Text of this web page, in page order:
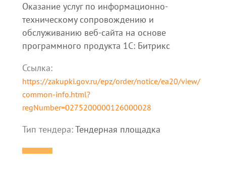
Оказание услуг по информационно-
техническому сопровождению и
обслуживанию веб-сайта на основе
программного продукта 1С: Битрикс
Ссылка:
https://zakupki.gov.ru/epz/order/notice/ea20/view/
common-info.html?
regNumber=0275200000126000028
Тип тендера:Тендерная площадка